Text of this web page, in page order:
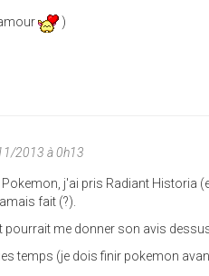
)
2013 à 0h13
j'ai pris Radiant Historia
fait (?).
pourrait me donner son avis
temps (je dois finir pokemon